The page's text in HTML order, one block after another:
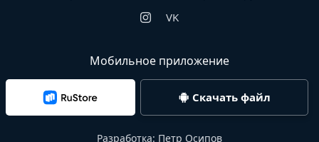
VK
Мобильное приложение
Скачать файл
Разработка: Петр Осипов